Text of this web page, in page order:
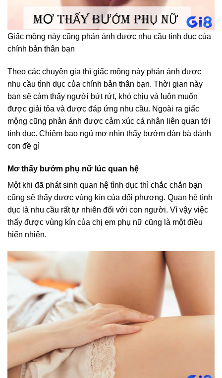
Giấc mộng này cũng phản ánh được nhu cầu tình dục của
chính bản thân bạn
Theo các chuyên gia thì giấc mộng này phản ánh được
nhu cầu tình dục của chính bản thân bạn. Thời gian này
bạn sẽ cảm thấy người bứt rứt, khó chịu và luôn muốn
được giải tỏa và được đáp ứng nhu cầu. Ngoài ra giấc
mộng cũng phản ánh được cảm xúc cá nhân liên quan tới
tình dục. Chiêm bao ngủ mơ nhìn thấy bướm đàn bà đánh
con đề gì
Mơ thấy bướm phụ nữ lúc quan hệ
Một khi đã phát sinh quan hệ tình dục thì chắc chắn bạn
cũng sẽ thấy được vùng kín của đối phương. Quan hệ tình
dục là nhu cầu rất tự nhiên đối với con người. Vì vậy việc
thấy được vùng kín của chị em phụ nữ cũng là một điều
hiển nhiên.